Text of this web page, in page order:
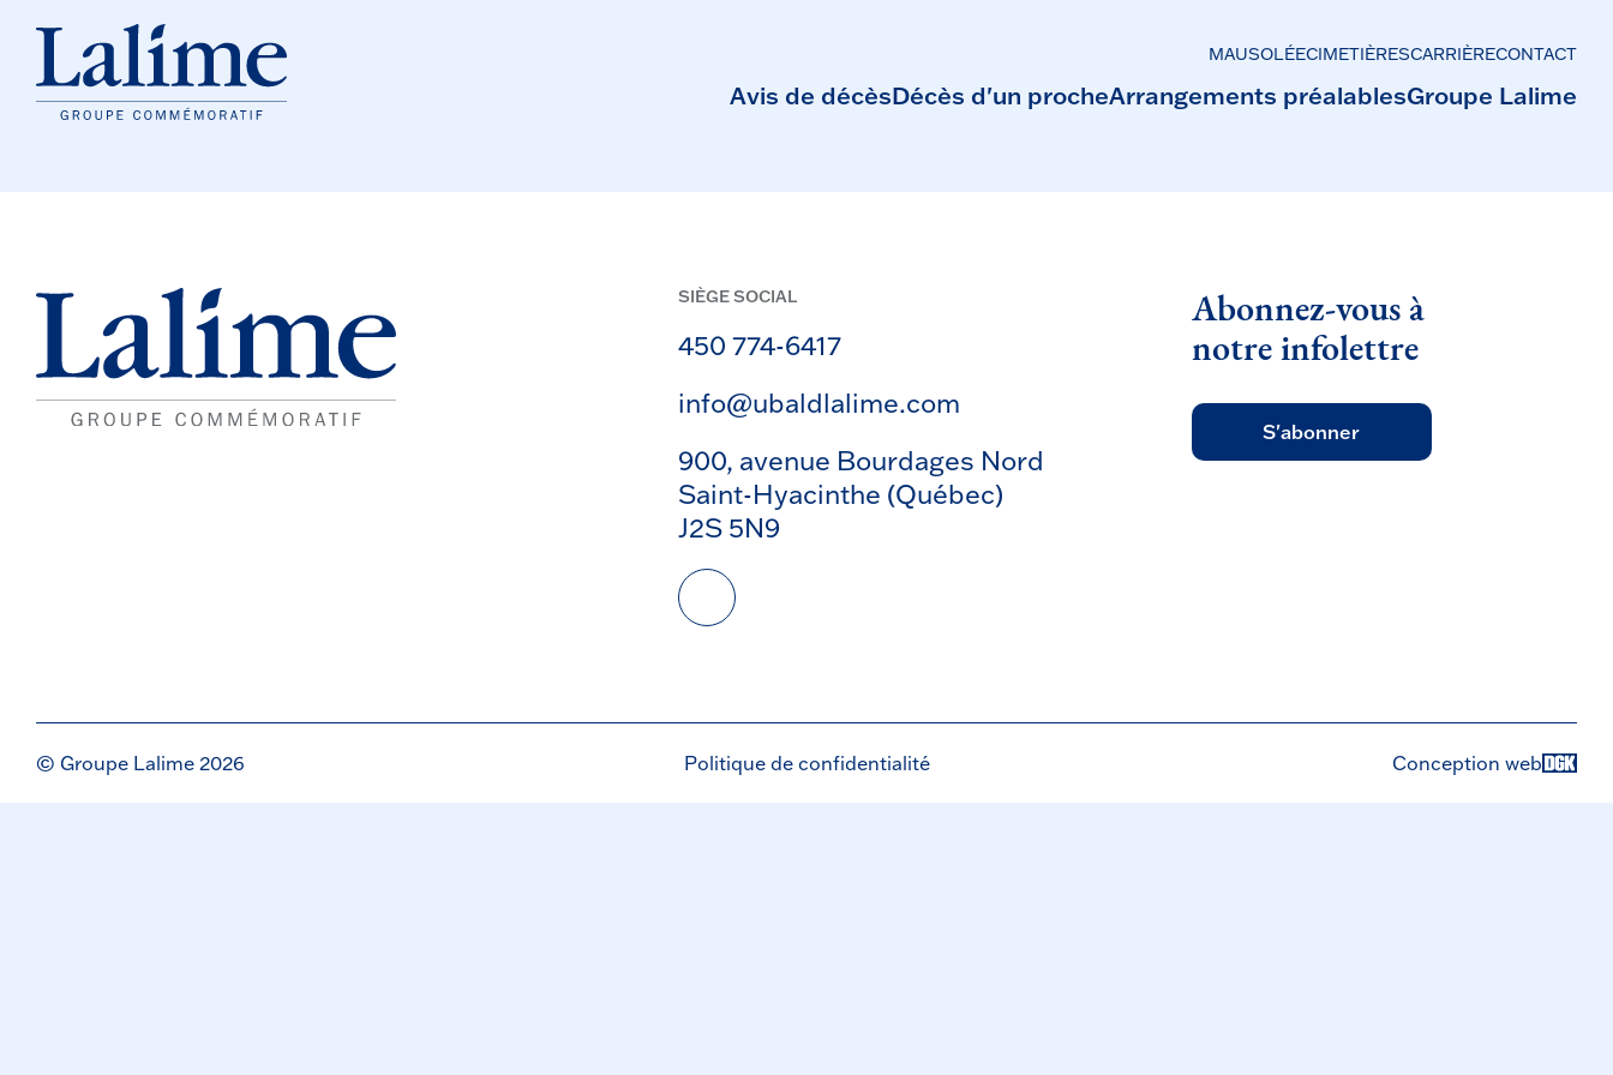
MAUSOLÉECIMETIÈRESCARRIÈRECONTACT
Avis de décèsDécès d'un procheArrangements préalablesGroupe Lalime
SIÈGE SOCIAL
450 774-6417
info@ubaldlalime.com
900, avenue Bourdages Nord
Saint-Hyacinthe (Québec)
J2S 5N9
Abonnez-vous à
notre infolettre
S'abonner
© Groupe Lalime 2026 Politique de confidentialité Conception web